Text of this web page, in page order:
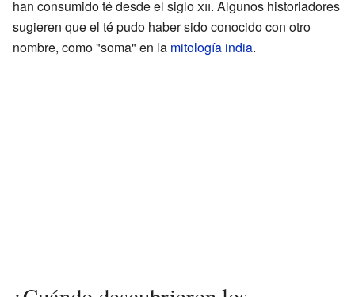
han consumido té desde el sigloxii. Algunos historiadores
sugieren que el té pudo haber sido conocido con otro
nombre, como "soma" en la mitología india.